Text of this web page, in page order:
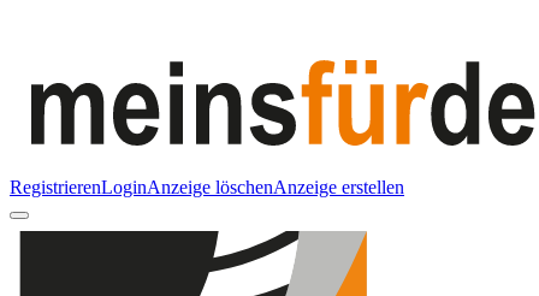
RegistrierenLoginAnzeige löschenAnzeige erstellen